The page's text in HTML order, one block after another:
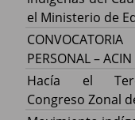
el Ministerio de
CONVOCATORIA
PERSONAL –
Hacía el
Congreso Zonal